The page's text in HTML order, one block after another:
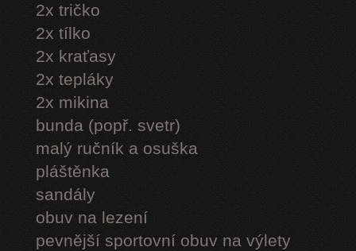
2x tričko
2x tílko
2x kraťasy
2x tepláky
2x mikina
bunda (popř. svetr)
malý ručník a osuška
pláštěnka
sandály
obuv na lezení
pevnější sportovní obuv na výlety